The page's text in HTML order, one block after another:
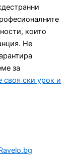
които
Не
за
своя ски урок и